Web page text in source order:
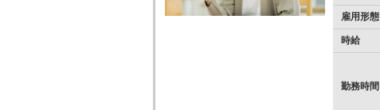
雇用形態
時給
勤務時間